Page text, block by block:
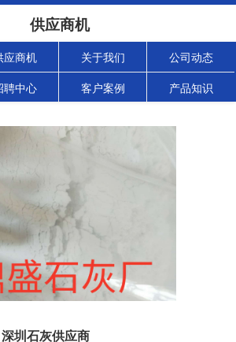
供应商机
应商机 关于我们 公司动态
聘中心 客户案例 产品知识
圳石灰供应商